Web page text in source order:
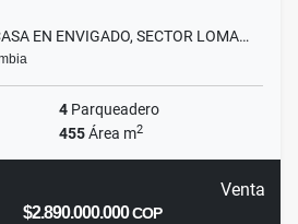
EN ENVIGADO, SECTOR LOMA…
4 Parqueadero
455Área m2
Venta
$2.890.000.000COP